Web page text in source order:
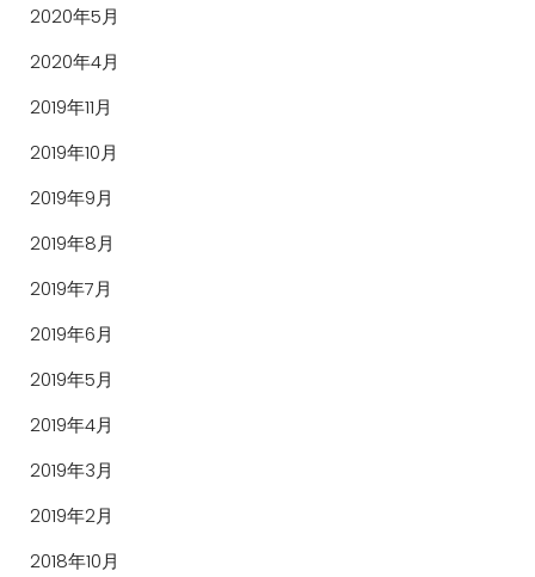
2020年5月
2020年4月
2019年11月
2019年10月
2019年9月
2019年8月
2019年7月
2019年6月
2019年5月
2019年4月
2019年3月
2019年2月
2018年10月